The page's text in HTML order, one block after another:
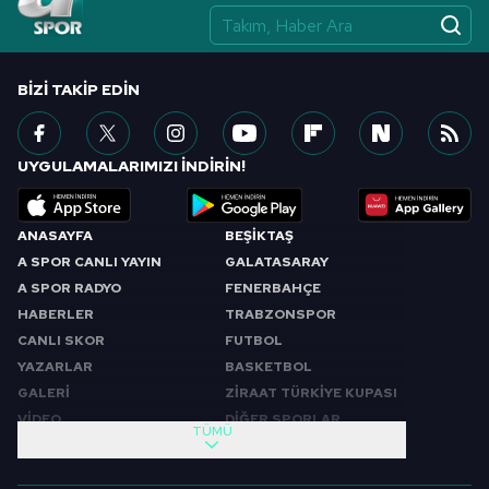
ANASAYFA
A SPOR CANLI YAYIN
A SPOR RADYO
HABERLER
CANLI SKOR
YAZARLAR
GALERİ
VİDEO
BEŞİKTAŞ
GALATASARAY
FENERBAHÇE
TRABZONSPOR
FUTBOL
BASKETBOL
ZİRAAT TÜRKİYE KUPASI
DİĞER SPORLAR
TÜMÜ
BIZI TAKIP EDIN
UYGULAMALARIMIZI İNDİRİN!